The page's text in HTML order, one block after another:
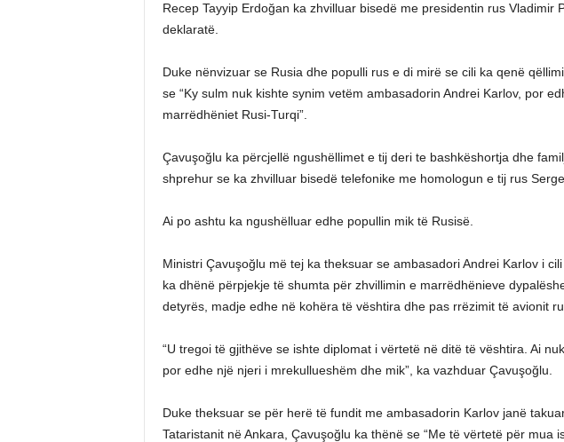
Recep Tayyip Erdoğan ka zhvilluar bisedë me presidentin rus Vladimir
deklaratë.
Duke nënvizuar se Rusia dhe populli rus e di mirë se cili ka qenë
se “Ky sulm nuk kishte synim vetëm ambasadorin Andrei Karlov, por
marrëdhëniet Rusi-Turqi”.
Çavuşoğlu ka përcjellë ngushëllimet e tij deri te bashkëshortja dhe
shprehur se ka zhvilluar bisedë telefonike me homologun e tij rus
Ai po ashtu ka ngushëlluar edhe popullin mik të Rusisë.
Ministri Çavuşoğlu më tej ka theksuar se ambasadori Andrei Karlov i
ka dhënë përpjekje të shumta për zhvillimin e marrëdhënieve
detyrës, madje edhe në kohëra të vështira dhe pas rrëzimit të avionit
“U tregoi të gjithëve se ishte diplomat i vërtetë në ditë të vështira. Ai
por edhe një njeri i mrekullueshëm dhe mik”, ka vazhduar Çavuşoğlu.
Duke theksuar se për herë të fundit me ambasadorin Karlov janë
Tataristanit në Ankara, Çavuşoğlu ka thënë se “Me të vërtetë për mua